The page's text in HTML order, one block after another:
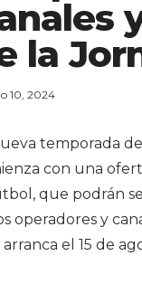
la
10, 2024
temporada
con una
que podrán
operadores y
el 15 de